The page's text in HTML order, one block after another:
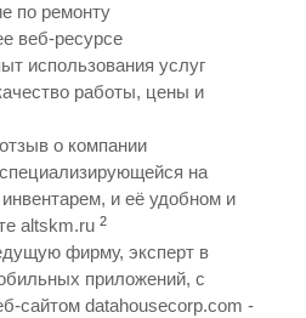
по ремонту
веб-ресурсе
использования услуг
работы, цены и
о компании
на
и её удобном и
altskm.ru 2
фирму, эксперт в
приложений, с
сайтом datahousecorp.com -